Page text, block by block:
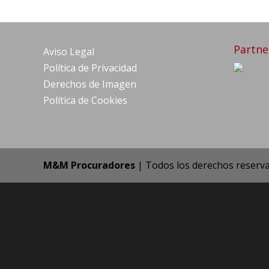
Aviso Legal
Política de Privacidad
Derechos de Imagen
Política de Cookies
M&M Procuradores | Todos los derechos